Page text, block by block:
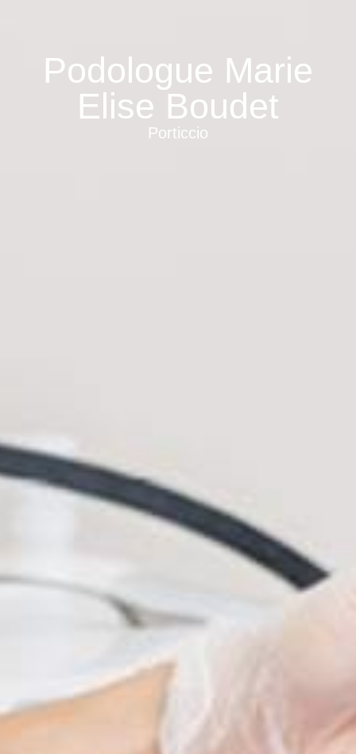
Podologue Marie
Elise Boudet
Porticcio